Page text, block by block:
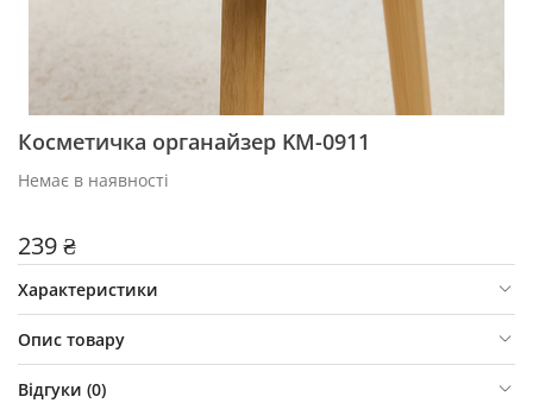
Косметичка органайзер KM-0911
Немає в наявності
239 ₴
Характеристики
Опис товару
Відгуки (0)